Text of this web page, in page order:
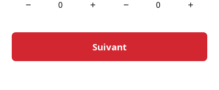
niveau de sécurité maximal. Leur connaissance
circulation assure une conduite en douceur et sans
encombre. Les véhicules sont régulièrement entretenus
et équipés de dispositifs de sécurité modernes pour une